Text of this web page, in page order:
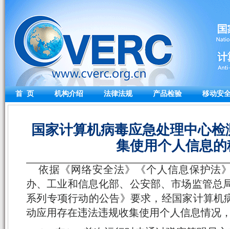
首 页 机构介绍 法律法规 产品检验 移动安
国家计算机病毒应急处理中心
集使用个人信息
依据《网络安全法》《个人信息保护法
办、工业和信息化部、公安部、市场监管总
系列专项行动的公告》要求，经国家计算机
动应用存在违法违规收集使用个人信息情况